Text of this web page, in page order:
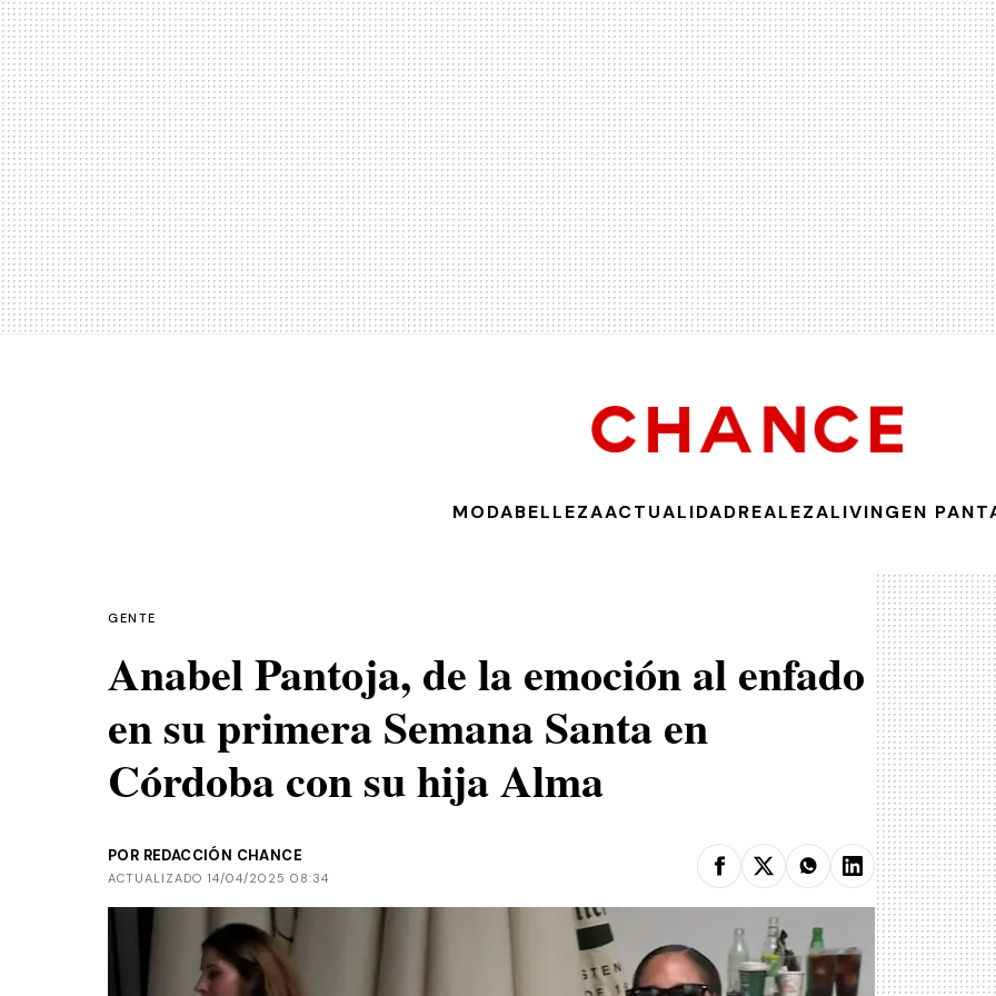
MODABELLEZAACTUALIDADREALEZALIVINGEN
GENTE
Anabel Pantoja, de la emoción al enfado
en su primera Semana Santa en
Córdoba con su hija Alma
POR REDACCIÓN CHANCE
ACTUALIZADO 14/04/2025 08:34